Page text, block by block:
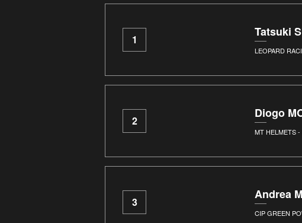
1
Tatsuki
LEOPARD
2
Diogo
MT HELMETS -
3
Andrea
CIP GREEN